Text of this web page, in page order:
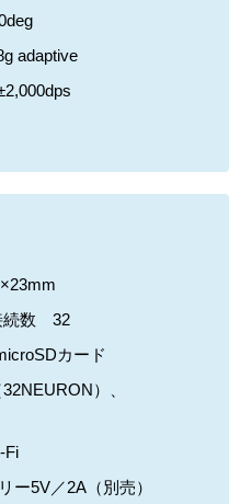
adaptive
続数 32
カード
）、
Fi
5V／2A（別売）